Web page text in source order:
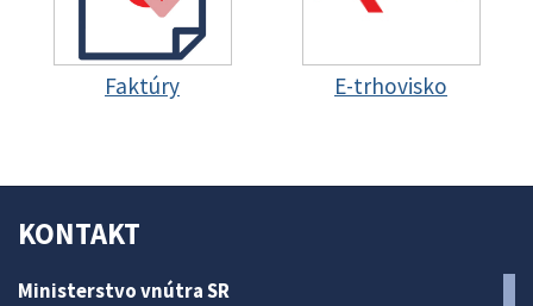
Faktúry E-trhovisko
KONTAKT
Ministerstvo vnútra SR